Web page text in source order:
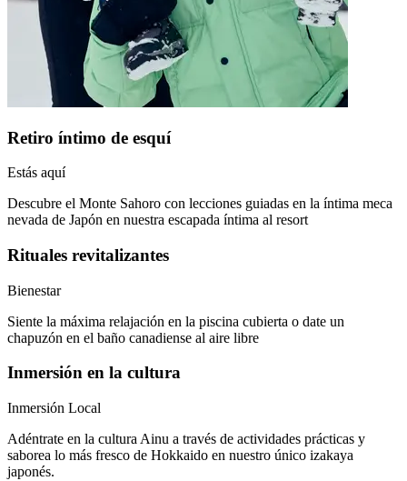
Retiro íntimo de esquí
Estás aquí
Descubre el Monte Sahoro con lecciones guiadas en la íntima meca
nevada de Japón en nuestra escapada íntima al resort
Rituales revitalizantes
Bienestar
Siente la máxima relajación en la piscina cubierta o date un
chapuzón en el baño canadiense al aire libre
Inmersión en la cultura
Inmersión Local
Adéntrate en la cultura Ainu a través de actividades prácticas y
saborea lo más fresco de Hokkaido en nuestro único izakaya
japonés.